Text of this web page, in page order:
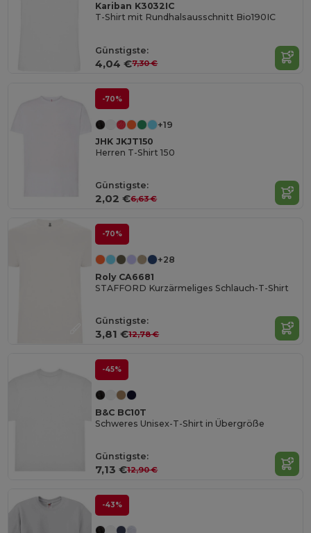
Kariban K3032IC
T-Shirt mit Rundhalsausschnitt Bio190IC
Günstigste:
4,04 €7,30 €
-70%
+19
JHK JKJT150
Herren T-Shirt 150
Günstigste:
2,02 €6,63 €
-70%
+28
Roly CA6681
STAFFORD Kurzärmeliges Schlauch-T-Shirt
Günstigste:
3,81 €12,78 €
-45%
B&C BC10T
Schweres Unisex-T-Shirt in Übergröße
Günstigste:
7,13 €12,90 €
-43%